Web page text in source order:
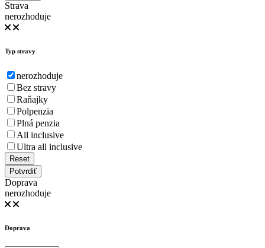
Strava
nerozhoduje
Typ stravy
nerozhoduje
Bez stravy
Raňajky
Polpenzia
Plná penzia
All inclusive
Ultra all inclusive
Reset
Potvrdiť
Doprava
nerozhoduje
Doprava